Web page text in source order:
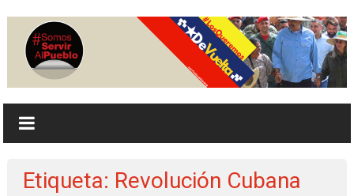
contenido
serviralpueblo.org
#SomosServirAlPueblo
Etiqueta: Revolución Cubana